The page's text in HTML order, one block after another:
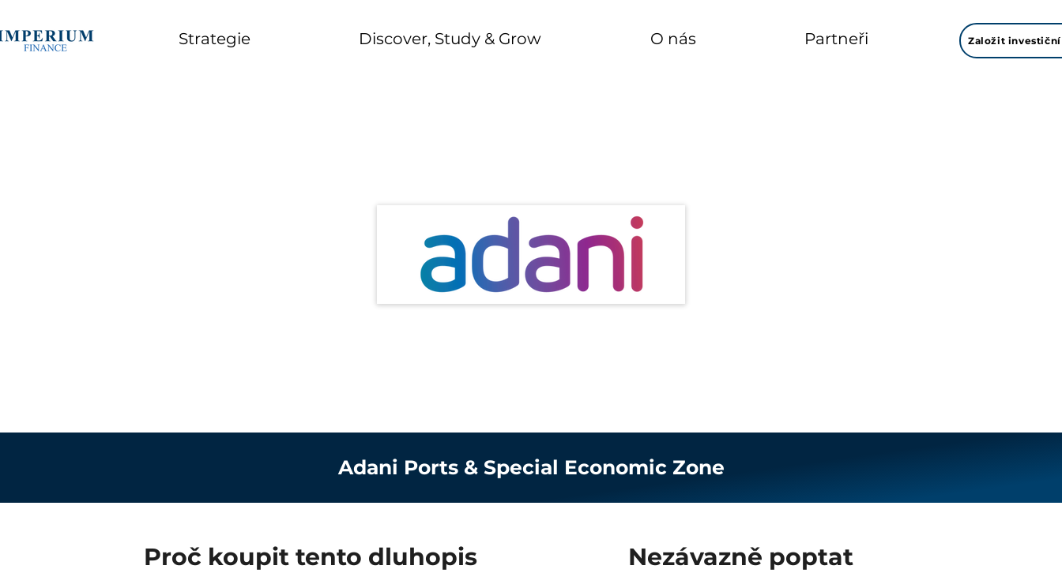
Strategie Discover, Study & Grow O nás Partneři Založit
Adani Ports & Special Economic Zone
Proč koupit tento dluhopis Nezávazně poptat